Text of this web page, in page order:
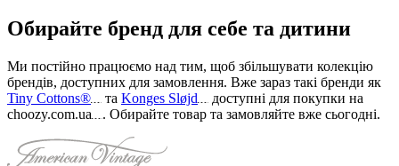
Обирайте бренд для себе та дитини
Ми постійно працюємо над тим, щоб збільшувати колекцію
брендів, доступних для замовлення. Вже зараз такі бренди як
Tiny Cottons®
та Konges Sløjd
доступні для покупки на
choozy.com.ua
. Обирайте товар та замовляйте вже сьогодні.